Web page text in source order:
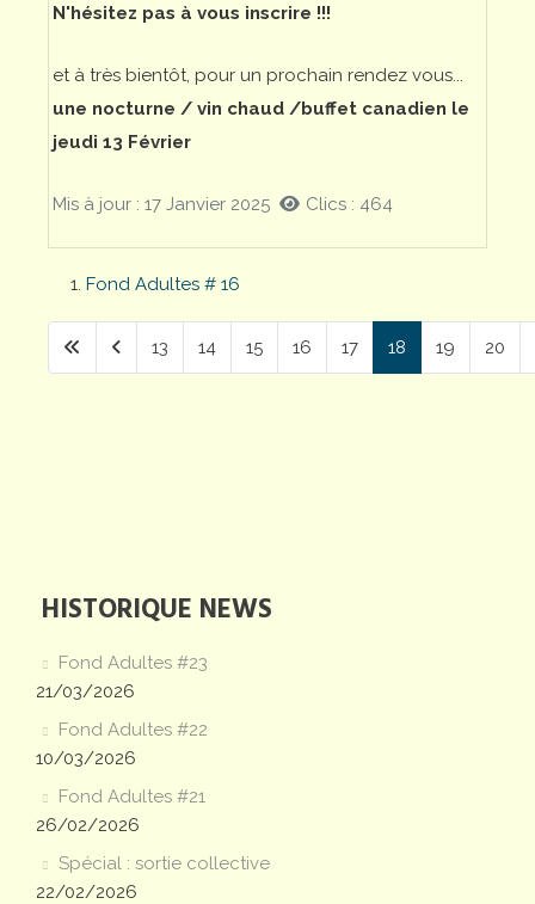
HISTORIQUE NEWS
Fond Adultes #23
21/03/2026
Fond Adultes #22
10/03/2026
Fond Adultes #21
26/02/2026
Spécial : sortie collective
22/02/2026
N'hésitez pas à vous inscrire !!!
et à très bientôt, pour un prochain rendez vous...
une nocturne / vin chaud /buffet canadien le
jeudi 13 Février
Mis à jour : 17 Janvier 2025 Clics : 464
Fond Adultes # 16
Page 18 sur 38
13 14 15 16 17 18 19 20